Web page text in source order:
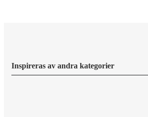
Inspireras av andra kategorier